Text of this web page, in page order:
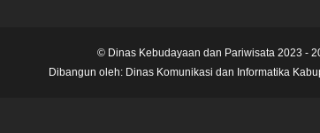
© Dinas Kebudayaan dan Pariwisata 2023 -
Dibangun oleh: Dinas Komunikasi dan Informatika